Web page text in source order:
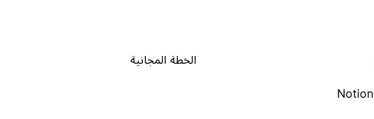
Notion
الخطة المجانية